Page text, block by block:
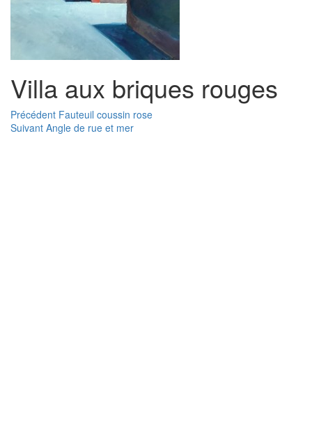
Villa aux briques rouges
Navigation
de
Précédent Article
précédent :
Fauteuil coussin rose
Suivant Article
Angle de rue et mer